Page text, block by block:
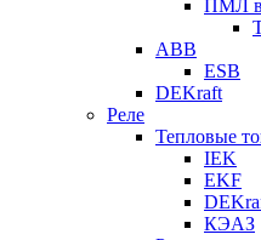
ПМЛ в
ABB
ESB
DEKraft
Реле
Тепловые
IEK
EKF
КЭАЗ